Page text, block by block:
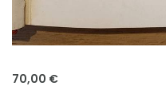
70,00 €